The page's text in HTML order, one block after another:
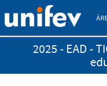
2025 - EAD -